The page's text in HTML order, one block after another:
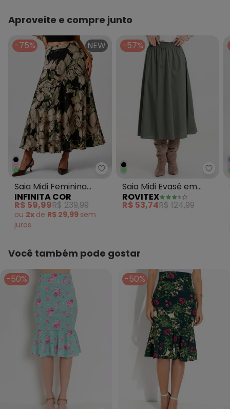
Aproveite e compre junto
-75% NEW
Infinita Cor - Saia Midi
Saia Midi Feminina
Molicotton Viscose
Verde
INFINITA COR
R$ 59,99R$ 239,99
ou 2x de R$ 29,99 sem
juros
-57%
Saia Midi Evasê em
Popeline Verde
ROVITEX
R$ 53,74R$ 124,99
Você também pode gostar
-50% -50%